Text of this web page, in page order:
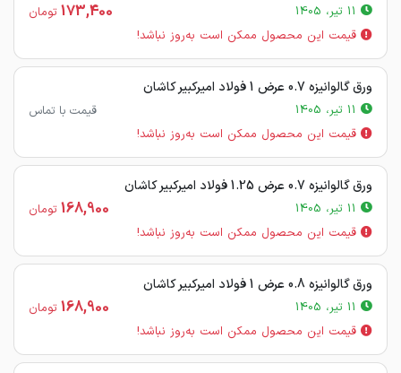
173,400 تومان
قیمت این محصول ممکن است به‌روز نباشد!
ورق گالوانیزه 0.7 عرض 1 فولاد امیرکبیر کاشان
قیمت با تماس
قیمت این محصول ممکن است به‌روز نباشد!
ورق گالوانیزه 0.7 عرض 1.25 فولاد امیرکبیر کاشان
168,900 تومان
قیمت این محصول ممکن است به‌روز نباشد!
ورق گالوانیزه 0.8 عرض 1 فولاد امیرکبیر کاشان
168,900 تومان
قیمت این محصول ممکن است به‌روز نباشد!